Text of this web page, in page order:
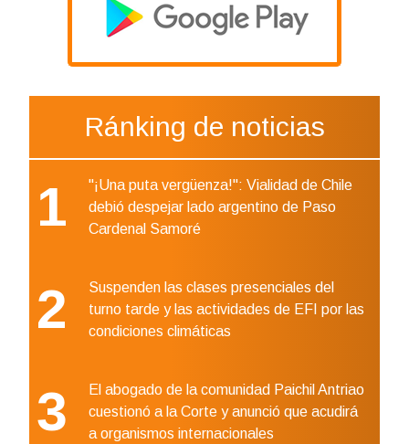
Ránking de noticias
1
"¡Una puta vergüenza!": Vialidad de Chile
debió despejar lado argentino de Paso
Cardenal Samoré
2
Suspenden las clases presenciales del
turno tarde y las actividades de EFI por las
condiciones climáticas
3
El abogado de la comunidad Paichil Antriao
cuestionó a la Corte y anunció que acudirá
a organismos internacionales